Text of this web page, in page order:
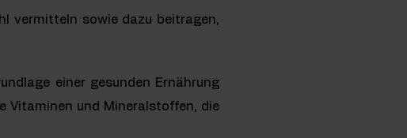
vermitteln sowie dazu beitragen,
einer gesunden Ernährung
Vitaminen und Mineralstoffen, die